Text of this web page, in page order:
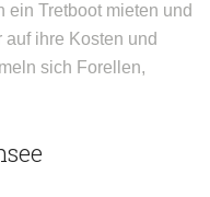
ein Tretboot mieten und
ihre Kosten und
sich Forellen,